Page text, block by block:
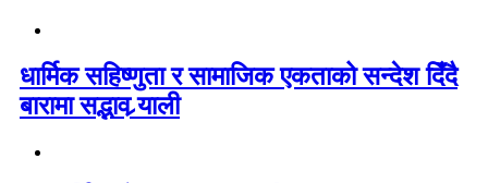
धार्मिक सहिष्णुता र सामाजिक एकताको सन्देश दिँदै
बारामा सद्भाव र्‍याली